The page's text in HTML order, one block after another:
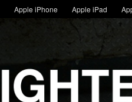
Apple iPhone Apple iPad